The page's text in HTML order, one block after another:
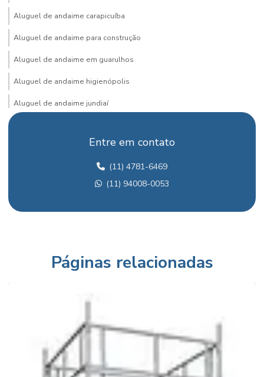
Aluguel de andaime carapicuíba
Aluguel de andaime para construção
Aluguel de andaime em guarulhos
Aluguel de andaime higienópolis
Aluguel de andaime jundiaí
Aluguel de andaime no ipiranga
Aluguel de andaime para obra
Aluguel de andaime em osasco
Aluguel de andaime na penha
Aluguel de andaime santo andré
Aluguel de andaime são paulo
Aluguel de andaime tubular
Aluguel de andaime valor
Aluguel de andaime vila olímpia
Entre em contato
(11) 4781-6469
(11) 94008-0053
Páginas relacionadas